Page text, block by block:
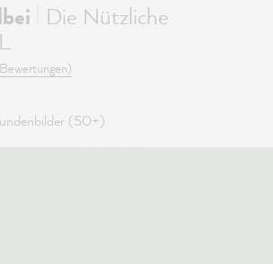
Die Nützliche
(50+)